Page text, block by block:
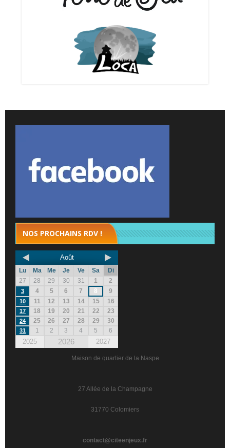
NOS PROCHAINS RDV !
Août
Lu Ma Me Je Ve Sa
Di
27
28 29 30 31 1 2
3 4 5 6 7 8 9
10 11 12 13 14 15 16
17 18 19 20 21 22 23
24 25 26 27 28 29 30
31 1 2 3 4 5 6
2025 2026 2027
Maison de quartier de la Naspe
27 Allée de la Champagne
31770 Colomiers
contact@citeenjeux.fr